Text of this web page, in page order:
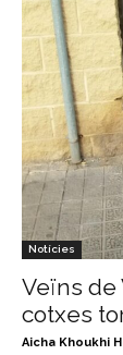
Notícies
Veïns de
cotxes
Aicha Khoukhi